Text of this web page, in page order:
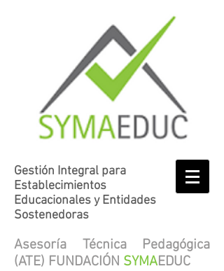
Gestión Integral para
Establecimientos
Educacionales y Entidades
Sostenedoras
Asesoría Técnica Pedagógica
(ATE) FUNDACIÓN SYMAEDUC